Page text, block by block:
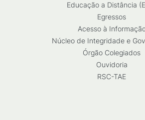
Educação a Distância
Egressos
Acesso à
Núcleo de Integridade e
Órgão Colegiados
Ouvidoria
RSC-TAE